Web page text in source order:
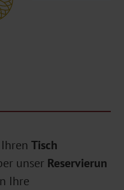
IhrenTisch
unser Reservierun
Ihre